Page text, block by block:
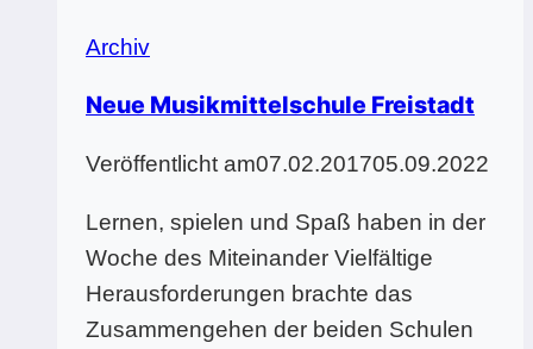
Archiv
Neue Musikmittelschule Freistadt
Veröffentlicht am07.02.201705.09.2022
Lernen, spielen und Spaß haben in der
Woche des Miteinander Vielfältige
Herausforderungen brachte das
Zusammengehen der beiden Schulen